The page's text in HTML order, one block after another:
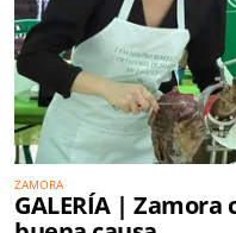
ZAMORA
GALERÍA |